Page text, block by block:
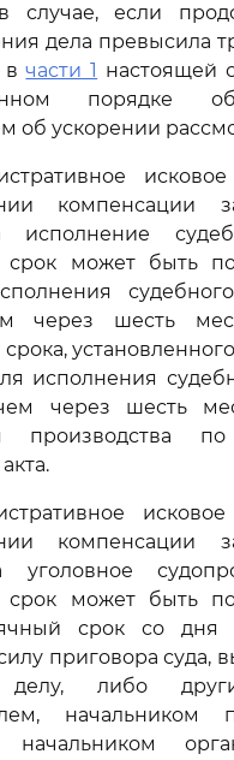
случае, если
дела превысила
вчасти 1 настоящей
порядке
об ускорении
компенсации
исполнение
срок может быть
через шесть
срока,
исполнения
через шесть
производства
компенсации
срок может быть
срок со дня
приговора суда,
делу, либо
начальником
начальником